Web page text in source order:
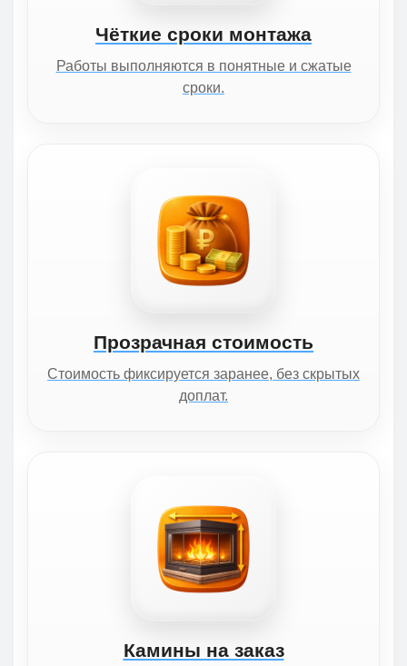
Чёткие сроки монтажа
Работы выполняются в понятные и сжатые
сроки.
Прозрачная стоимость
Стоимость фиксируется заранее, без скрытых
доплат.
Камины на заказ